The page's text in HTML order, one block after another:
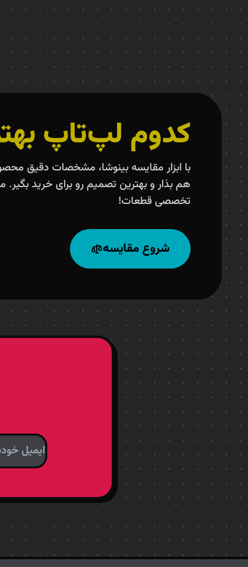
کدوم لپ‌تاپ
با ابزار مقایسه بینوشا، مشخصات دقیق
هم بذار و بهترین تصمیم رو برای خرید بگیر.
تخصصی قطعات!
شروع مقایسه